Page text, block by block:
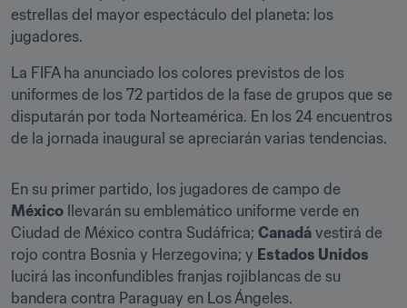
estrellas del mayor espectáculo del planeta: los
jugadores.
La FIFA ha anunciado los colores previstos de los
uniformes de los 72 partidos de la fase de grupos que se
disputarán por toda Norteamérica. En los 24 encuentros
de la jornada inaugural se apreciarán varias tendencias.
México llevarán su emblemático uniforme verde en
Ciudad de México contra Sudáfrica; Canadá vestirá de
rojo contra Bosnia y Herzegovina; y Estados Unidos
lucirá las inconfundibles franjas rojiblancas de su
bandera contra Paraguay en Los Ángeles.